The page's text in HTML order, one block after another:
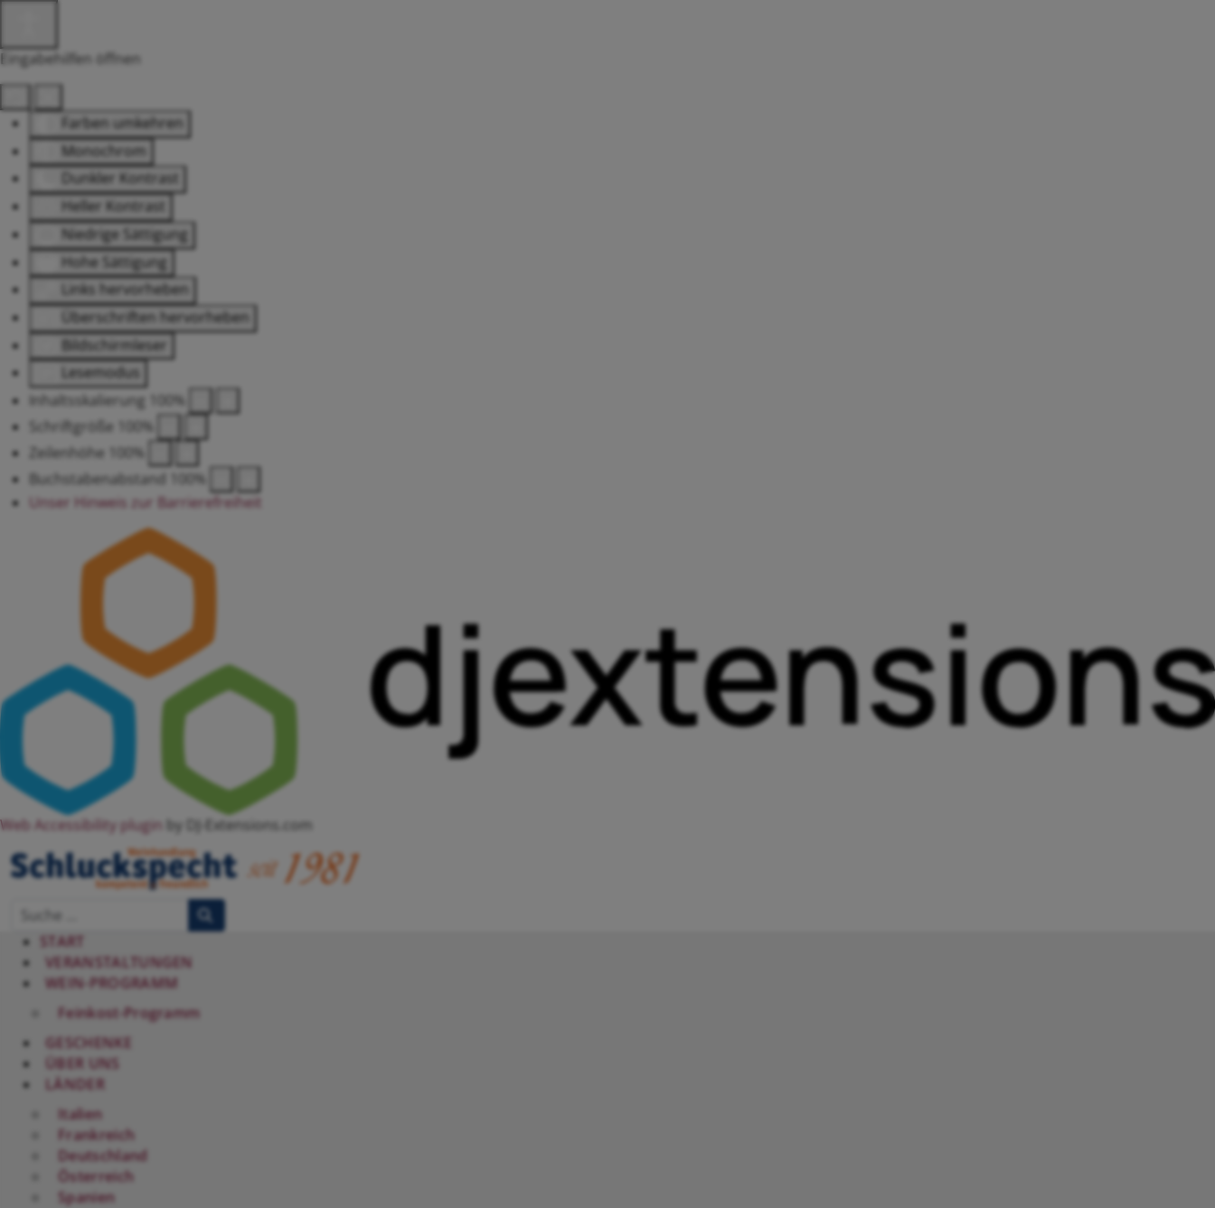
Eingabehilfen öffnen
Farben umkehren
Monochrom
Dunkler Kontrast
Heller Kontrast
Niedrige Sättigung
Hohe Sättigung
Links hervorheben
Überschriften hervorheben
Bildschirmleser
Lesemodus
Inhaltsskalierung
100 %
Schriftgröße
100 %
Zeilenhöhe
100 %
Buchstabenabstand
100 %
Unser Hinweis zur Barrierefreiheit
Web Accessibility plugin by DJ-Extensions.com
START
VERANSTALTUNGEN
WEIN-PROGRAMM
Feinkost-Programm
GESCHENKE
ÜBER UNS
LÄNDER
Italien
Frankreich
Deutschland
Österreich
Spanien